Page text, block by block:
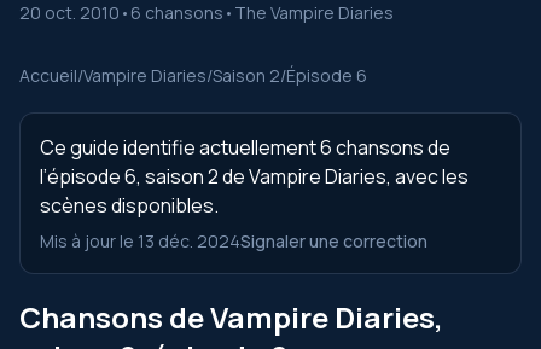
20 oct. 2010 • 6 chansons • The Vampire Diaries
Accueil/Vampire Diaries/Saison 2/Épisode 6
Ce guide identifie actuellement 6 chansons de
l’épisode 6, saison 2 de Vampire Diaries, avec les
scènes disponibles.
Mis à jour le 13 déc. 2024Signaler une correction
Chansons de Vampire Diaries,